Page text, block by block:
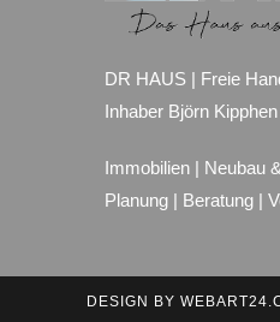
DR HAUS | Freie
Inhaber Björn Kipphen
Immobilien | Neubau
Planung | Beratung |
DESIGN BY